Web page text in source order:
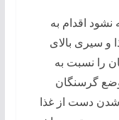
اقدام به
و سیری بالای
را نسبت به
گرسنگان
شدن دست از غذا